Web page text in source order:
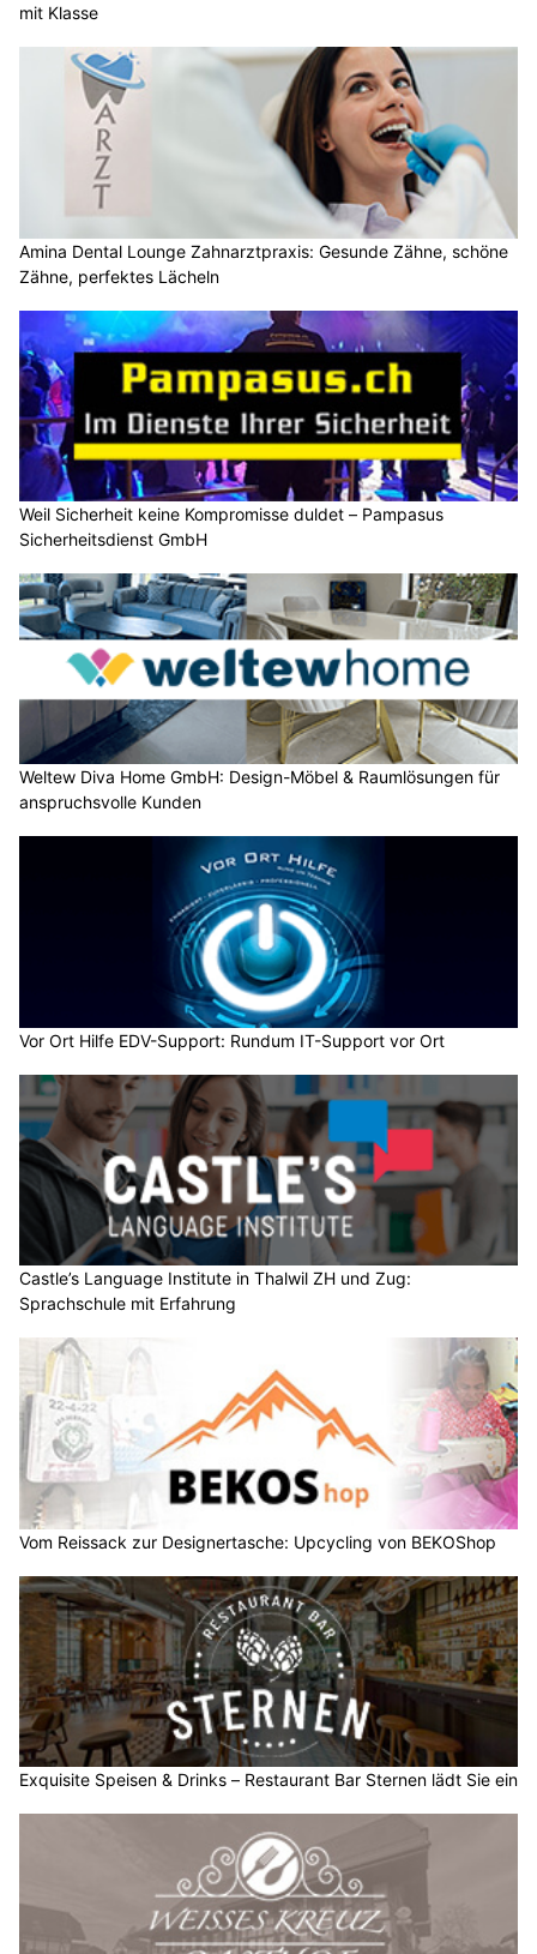
mit Klasse
Amina Dental Lounge Zahnarztpraxis: Gesunde Zähne, schöne
Zähne, perfektes Lächeln
Weil Sicherheit keine Kompromisse duldet – Pampasus
Sicherheitsdienst GmbH
Weltew Diva Home GmbH: Design-Möbel & Raumlösungen für
anspruchsvolle Kunden
Vor Ort Hilfe EDV-Support: Rundum IT-Support vor Ort
Castle’s Language Institute in Thalwil ZH und Zug:
Sprachschule mit Erfahrung
Vom Reissack zur Designertasche: Upcycling von BEKOShop
Exquisite Speisen & Drinks – Restaurant Bar Sternen lädt Sie ein